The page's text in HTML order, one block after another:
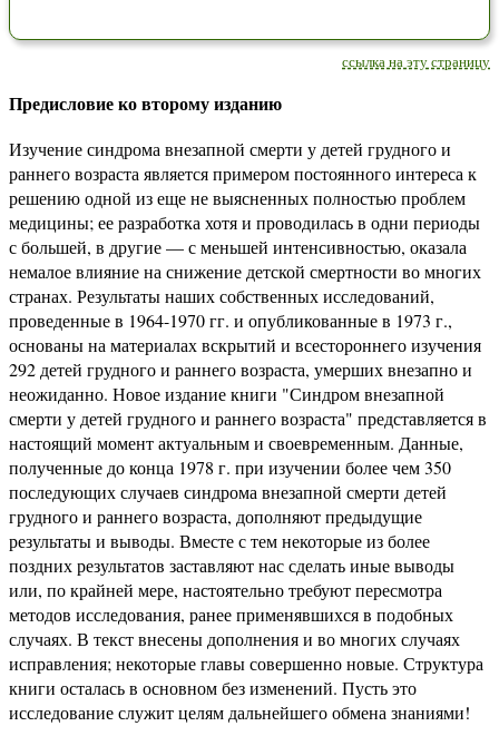
ссылка на эту страницу
Предисловие ко второму изданию
Изучение синдрома внезапной смерти у детей грудного и
раннего возраста является примером постоянного интереса к
решению одной из еще не выясненных полностью проблем
медицины; ее разработка хотя и проводилась в одни периоды
с большей, в другие — с меньшей интенсивностью, оказала
немалое влияние на снижение детской смертности во многих
странах. Результаты наших собственных исследований,
проведенные в 1964-1970 гг. и опубликованные в 1973 г.,
основаны на материалах вскрытий и всестороннего изучения
292 детей грудного и раннего возраста, умерших внезапно и
неожиданно. Новое издание книги "Синдром внезапной
смерти у детей грудного и раннего возраста" представляется в
настоящий момент актуальным и своевременным. Данные,
полученные до конца 1978 г. при изучении более чем 350
последующих случаев синдрома внезапной смерти детей
грудного и раннего возраста, дополняют предыдущие
результаты и выводы. Вместе с тем некоторые из более
поздних результатов заставляют нас сделать иные выводы
или, по крайней мере, настоятельно требуют пересмотра
методов исследования, ранее применявшихся в подобных
случаях. В текст внесены дополнения и во многих случаях
исправления; некоторые главы совершенно новые. Структура
книги осталась в основном без изменений. Пусть это
исследование служит целям дальнейшего обмена знаниями!